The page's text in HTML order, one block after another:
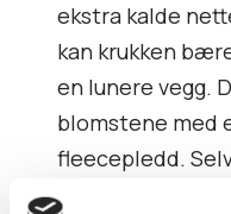
ekstra kalde
kan krukken
en lunere vegg.
blomstene med
fleecepledd.
litt slått ut etter